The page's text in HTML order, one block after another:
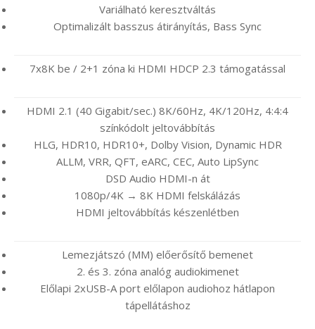
Variálható keresztváltás
Optimalizált basszus átirányítás, Bass Sync
7x8K be / 2+1 zóna ki HDMI HDCP 2.3 támogatással
HDMI 2.1 (40 Gigabit/sec.) 8K/60Hz, 4K/120Hz, 4:4:4
színkódolt jeltovábbítás
HLG, HDR10, HDR10+, Dolby Vision, Dynamic HDR
ALLM, VRR, QFT, eARC, CEC, Auto LipSync
DSD Audio HDMI-n át
1080p/4K → 8K HDMI felskálázás
HDMI jeltovábbítás készenlétben
Lemezjátszó (MM) előerősítő bemenet
2. és 3. zóna analóg audiokimenet
Előlapi 2xUSB-A port előlapon audiohoz hátlapon
tápellátáshoz